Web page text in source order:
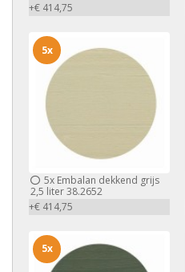
+€ 414,75
5x Embalan dekkend grijs
2,5 liter 38.2652
+€ 414,75
5x
5x